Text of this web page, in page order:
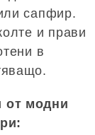
сапфир.
и прави
в
от модни